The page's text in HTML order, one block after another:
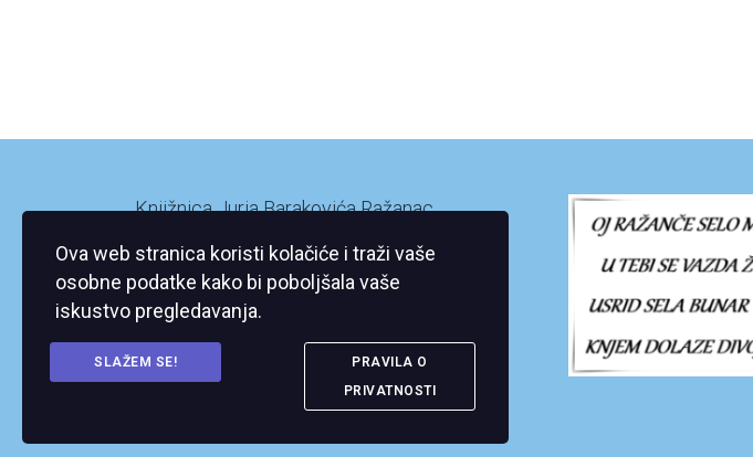
Knjižnica Jurja Barakovića Ražanac
23248 Ražanac
Ova web stranica koristi kolačiće i traži vaše
osobne podatke kako bi poboljšala vaše
iskustvo pregledavanja.
SLAŽEM SE!
PRAVILA O
PRIVATNOSTI